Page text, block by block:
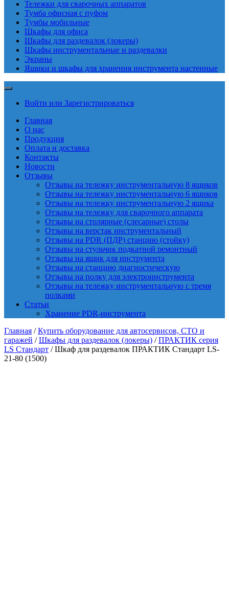
Тележки для сварочных аппаратов
Тумба офисная с пуфом
Тумбы мобильные
Шкафы для офиса
Шкафы для раздевалок (локеры)
Шкафы инструментальные и раздевалки
Экраны
Ящики и шкафы для хранения инструмента настенные
Войти или Зарегистрироваться
Главная
О нас
Продукция
Оплата и доставка
Контакты
Новости
Отзывы
Отзывы на тележку инструментальную 8 ящиков
Отзывы на тележку инструментальную 6 ящиков
Отзывы на тележку инструментальную 2 ящика
Отзывы на тележку для сварочного аппарата
Отзывы на столярные (слесарные) столы
Отзывы на верстак инструментальный
Отзывы на PDR (ПДР) станцию (стойку)
Отзывы на стульчик подкатной ремонтный
Отзывы на ящик для инструмента
Отзывы на станцию диагностическую
Отзывы на полку для электроинструмента
Отзывы на тележку инструментальную с тремя
полками
Статьи
Хранение PDR-инструмента
Главная /Купить оборудование для автосервисов, СТО и
гаражей /Шкафы для раздевалок (локеры) /ПРАКТИК cерия
LS Стандарт / Шкаф для раздевалок ПРАКТИК Стандарт LS-
21-80 (1500)